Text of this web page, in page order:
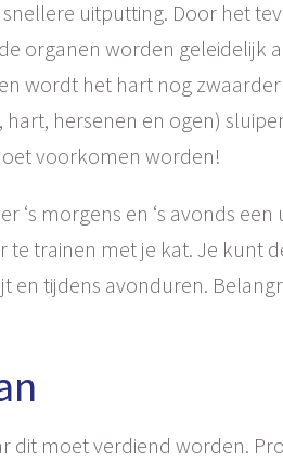
uitputting. Door het
organen worden geleidelijk
wordt het hart nog
hersenen en ogen)
voorkomen worden!
‘s morgens en ‘s avonds een
te trainen met je kat. Je kunt
en tijdens avonduren.
dit moet verdiend worden.